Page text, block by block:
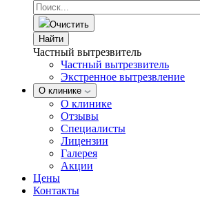
Очистить
Найти
Частный вытрезвитель
Частный вытрезвитель
Экстренное вытрезвление
О клинике
О клинике
Отзывы
Специалисты
Лицензии
Галерея
Акции
Цены
Контакты